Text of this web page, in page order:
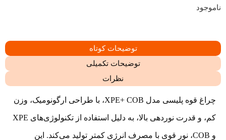
ناموجود
توضیحات کوتاه
توضیحات تکمیلی
نظرات
چراغ قوه پلیسی مدل XPE+ COB، با طراحی ارگونومیک، وزن
کم، و قدرت نوردهی بالا، به دلیل استفاده از تکنولوژی‌های XPE
و COB، نور قوی با مصرف انرژی کمتر تولید می‌کند. این